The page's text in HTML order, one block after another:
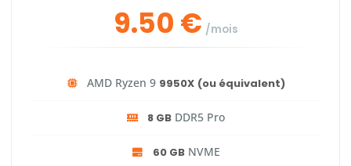
9.50 € /mois
AMD Ryzen 9 9950X (ou équivalent)
8 GB DDR5 Pro
60 GBNVME